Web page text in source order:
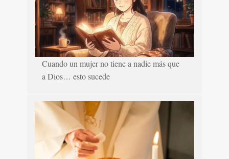
Cuando un mujer no tiene a nadie más que
a Dios… esto sucede